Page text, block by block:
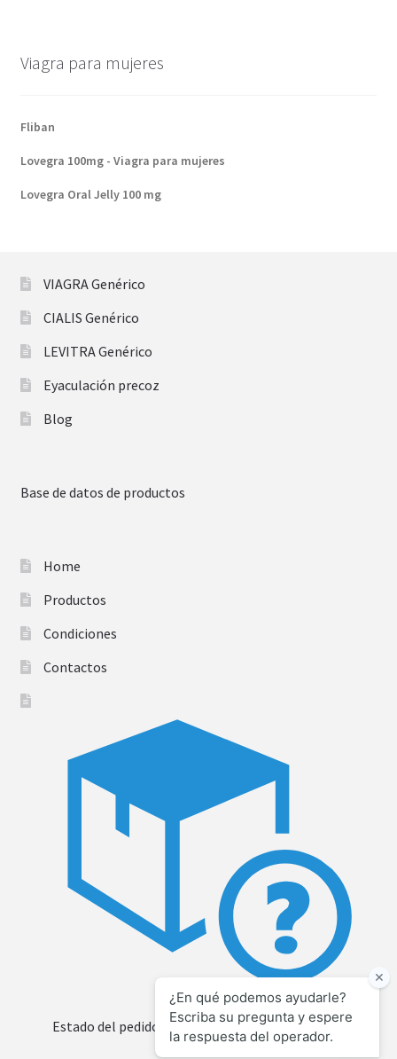
Viagra para mujeres
Fliban
Lovegra 100mg - Viagra para mujeres
Lovegra Oral Jelly 100 mg
VIAGRA Genérico
CIALIS Genérico
LEVITRA Genérico
Eyaculación precoz
Blog
Base de datos de productos
Home
Productos
Condiciones
Contactos
Estado del pedido